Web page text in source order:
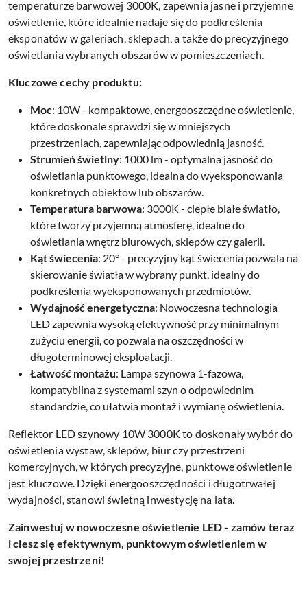
temperaturze barwowej 3000K, zapewnia jasne i przyjemne
oświetlenie, które idealnie nadaje się do podkreślenia
eksponatów w galeriach, sklepach, a także do precyzyjnego
oświetlania wybranych obszarów w pomieszczeniach.
Kluczowe cechy produktu:
Moc: 10W - kompaktowe, energooszczędne oświetlenie,
które doskonale sprawdzi się w mniejszych
przestrzeniach, zapewniając odpowiednią jasność.
Strumień świetlny: 1000 lm - optymalna jasność do
oświetlania punktowego, idealna do wyeksponowania
konkretnych obiektów lub obszarów.
Temperatura barwowa: 3000K - ciepłe białe światło,
które tworzy przyjemną atmosferę, idealne do
oświetlania wnętrz biurowych, sklepów czy galerii.
Kąt świecenia: 20° - precyzyjny kąt świecenia pozwala na
skierowanie światła w wybrany punkt, idealny do
podkreślenia wyeksponowanych przedmiotów.
Wydajność energetyczna: Nowoczesna technologia
LED zapewnia wysoką efektywność przy minimalnym
zużyciu energii, co pozwala na oszczędności w
długoterminowej eksploatacji.
Łatwość montażu: Lampa szynowa 1-fazowa,
kompatybilna z systemami szyn o odpowiednim
standardzie, co ułatwia montaż i wymianę oświetlenia.
Reflektor LED szynowy 10W 3000K to doskonały wybór do
oświetlenia wystaw, sklepów, biur czy przestrzeni
komercyjnych, w których precyzyjne, punktowe oświetlenie
jest kluczowe. Dzięki energooszczędności i długotrwałej
wydajności, stanowi świetną inwestycję na lata.
Zainwestuj w nowoczesne oświetlenie LED - zamów teraz
i ciesz się efektywnym, punktowym oświetleniem w
swojej przestrzeni!